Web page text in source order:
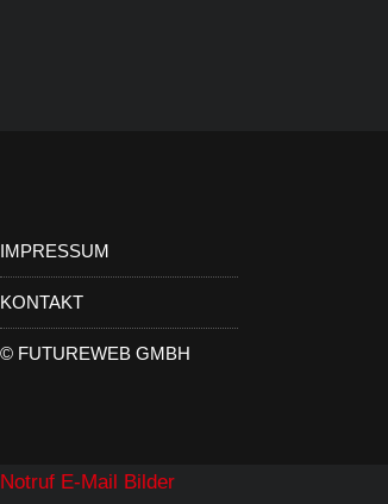
IMPRESSUM
KONTAKT
© FUTUREWEB GMBH
Notruf E-Mail Bilder